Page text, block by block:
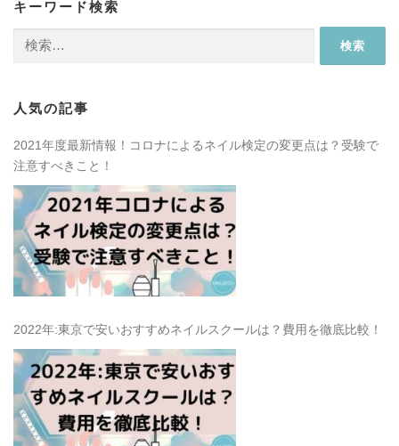
キーワード検索
人気の記事
2021年度最新情報！コロナによるネイル検定の変更点は？受験で
注意すべきこと！
2022年:東京で安いおすすめネイルスクールは？費用を徹底比較！